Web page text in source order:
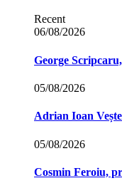
Recent
06/08/2026
George
05/08/2026
Adrian Ioan
05/08/2026
Cosmin Feroiu,